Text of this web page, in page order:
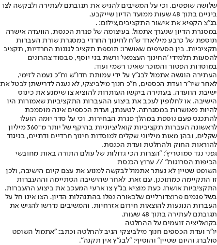
שלושה שופטים, וכי על המשיבים להגיש את תגובתם לעתירה ולבקשה לצו
ביניים בתוך 48 שעות ממועד הדיון שייקבע.
בג"צ הקפיא את אישור התקציבים,צילום: .
במסגרת הדיון שנערך אתמול, בעיצומה של פגרת הכנסת, הוועדה אישרה
תוספת של כרבע מיליארד ש"ח לחינוך החרדי במסגרת שורת העברות
תקציביות. בין הסעיפים שאושרו: תוספת תקציב לגננות החרדיות, תקציב
להסעות תלמידי 'החינוך העצמאי' ורשת בני יוסף, סבסוד צהרונים
במוסדות הפטור והמוכר שאינו רשמי ועוד.
העתירה הוגשה אתמול לבג”ץ על ידי עמותת חדו”ש וח”כ נעמה לזימי,
לאחר שיו”ר ועדת הכספים, ח”כ חנוך מילביצקי, לא נענה לדרישתן לבטל את
ישיבת הוועדה. בעתירה ביקשו העותרות להוציא צו שימנע את כינוס
הישיבה, או לחלופין לעכב את ביצוע ההעברות התקציביות שאמורות היו
להיות מאושרות במסגרתה. לטענתן, ועדת הכספים אינה מוסמכת
להתכנס פעם נוספת במהלך פגרת הבחירות, וכי על סדר יומה הועלו
לראשונה העברות תקציביות קואליציוניות בהיקף של יותר מ־360 מיליון
שקלים, ובהן מאות מיליוני שקלים למוסדות חינוך חרדיים ודתיים, בניגוד
להוראות החוק ולהחלטת ועדת הכנסת.
גפני נגד סמוטריץ': "הצרות הכי גדולות של עולם התורה באות מחובשי
הכיפות הסרוגות" // ערוץ הכנסת
השופט שטיין לא נעתר אתמול לבקשה למנוע את עצם קיום הישיבה, ולכן
זו התקיימה כמתוכנן. עם זאת, לאחר שהישיבה הסתיימה וההעברות
התקציביות אושרו, כעת מוציא בג”ץ צו ארעי המעכב את ביצוע ההעברות,
בשל פגמים פרוצדורליים שלכאורה נפלו בהתנהלות הדיון. הצו אינו חל על
העברות הנוגעות להוצאות חירום אזרחיות, והמשיבים נדרשו להגיש את
תגובתם לעתירה בתוך 48 שעות.
בקואליציה זועמים על ההחלטה
יו"ר ועדת הכספים חנוך מילביצקי הגיב להחלטה וכתב: "אתמול השופט
סולברג והיום שטיין" והוסיף: "לבג"ץ אין תקנה".